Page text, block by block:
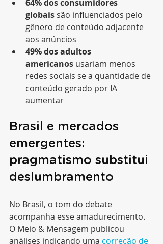
64% dos consumidores
globais são influenciados pelo
gênero de conteúdo adjacente
aos anúncios
49% dos adultos
americanos usariam menos
redes sociais se a quantidade de
conteúdo gerado por IA
aumentar
Brasil e mercados
emergentes:
pragmatismo substitui
deslumbramento
No Brasil, o tom do debate
acompanha esse amadurecimento.
O Meio & Mensagem publicou
análises indicando uma correção de